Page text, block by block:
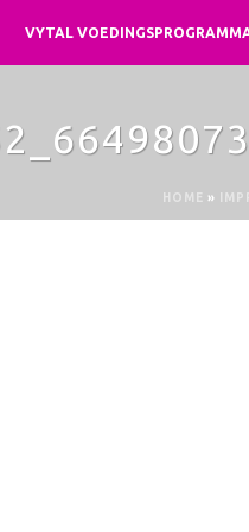
VYTAL
HOME »